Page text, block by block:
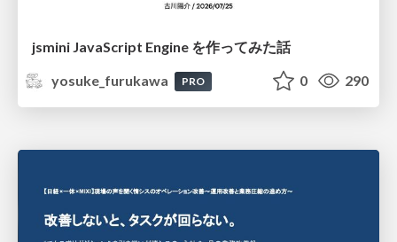
jsmini JavaScript Engine を作ってみた話
yosuke_furukawa
PRO 0 290